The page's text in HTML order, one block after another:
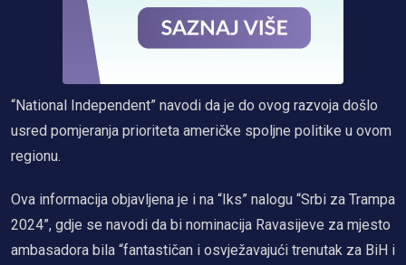
“National Independent” navodi da je do ovog razvoja došlo
usred pomjeranja prioriteta američke spoljne politike u ovom
regionu.
Ova informacija objavljena je i na “Iks” nalogu “Srbi za Trampa
2024”, gd‌je se navodi da bi nominacija Ravasijeve za mjesto
ambasadora bila “fantastičan i osvježavajući trenutak za BiH i